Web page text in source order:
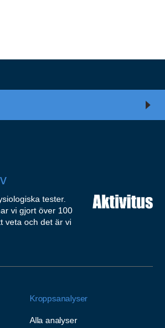
tester.
vi gjort över 100
veta och det är vi
Kroppsanalyser
Alla analyser